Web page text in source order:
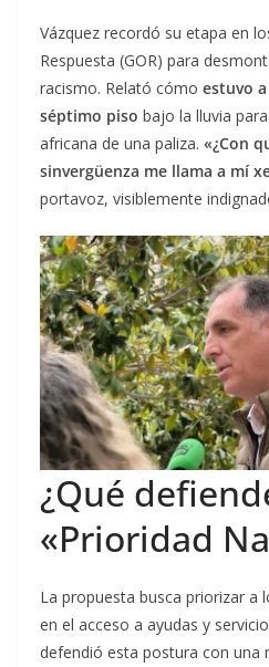
Vázquez recordó su etapa en
Respuesta (GOR) para
racismo. Relató cómo estuvo
séptimo piso bajo la lluvia
africana de una paliza. «¿Con
sinvergüenza me llama a mí
portavoz, visiblemente
¿Qué
«Prioridad
La propuesta busca priorizar a
en el acceso a ayudas y
defendió esta postura con una